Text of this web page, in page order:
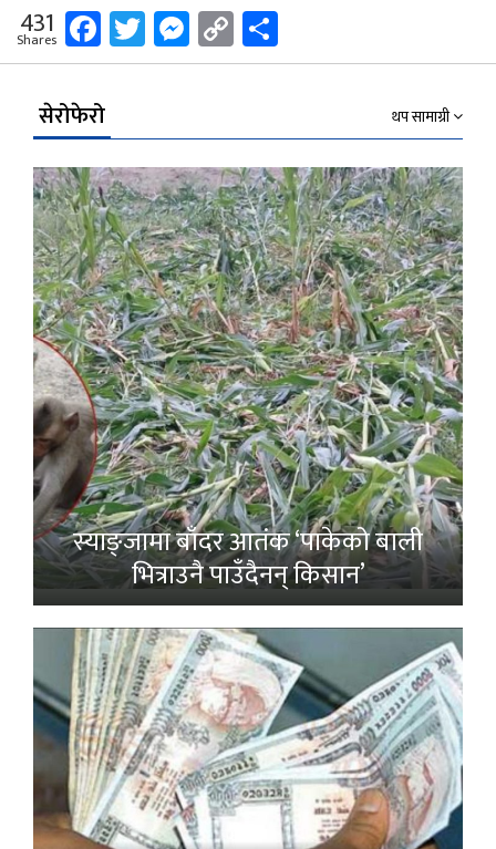
431
Shares Facebook
Twitter
Messenger
Copy
Link
सेरोफेरो थप सामाग्री
स्याङ्जामा बाँदर आतंक ‘पाकेको बाली
भित्राउनै पाउँदैनन् किसान’